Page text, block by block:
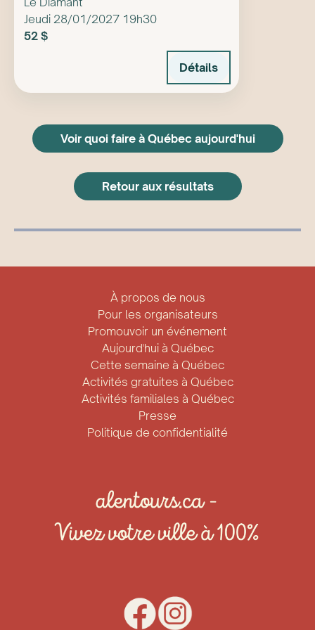
Jeudi 28/01/2027 19h30
52 $
Détails
Voir quoi faire à Québec aujourd'hui
Retour aux résultats
À propos de nous
Pour les organisateurs
Promouvoir un événement
Aujourd'hui à Québec
Cette semaine à Québec
Activités gratuites à Québec
Activités familiales à Québec
Presse
Politique de confidentialité